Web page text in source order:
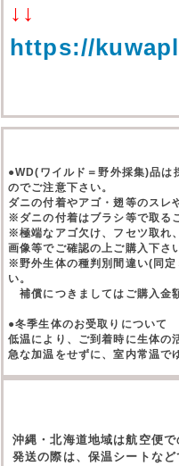
↓↓
https://
●WD(ワイルド＝野外採集)品は
のでご注意下さい。
ダニの付着やアゴ・翅等のスレ
※ダニの付着はブラシ等で取る
※極端なアゴ欠け、フセツ取れ
画像等でご確認の上ご購入下さ
※野外生体の種判別間違い(同定
い。
補償につきましてはご購入金
●冬季生体のお受取りについて
低温により、ご到着時に生体の
急な加温をせずに、室内常温で
沖縄・北海道地域は航空便
発送の際は、保温シートな